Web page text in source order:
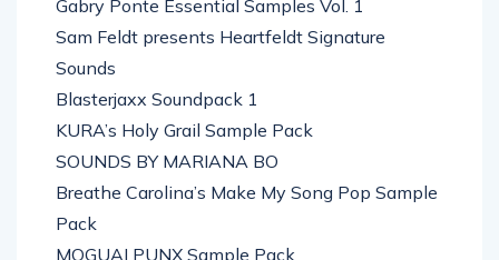
Gabry Ponte Essential Samples Vol. 1
Sam Feldt presents Heartfeldt Signature
Sounds
Blasterjaxx Soundpack 1
KURA’s Holy Grail Sample Pack
SOUNDS BY MARIANA BO
Breathe Carolina’s Make My Song Pop Sample
Pack